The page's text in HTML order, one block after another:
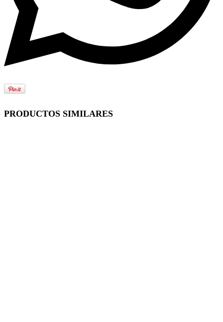
PRODUCTOS SIMILARES